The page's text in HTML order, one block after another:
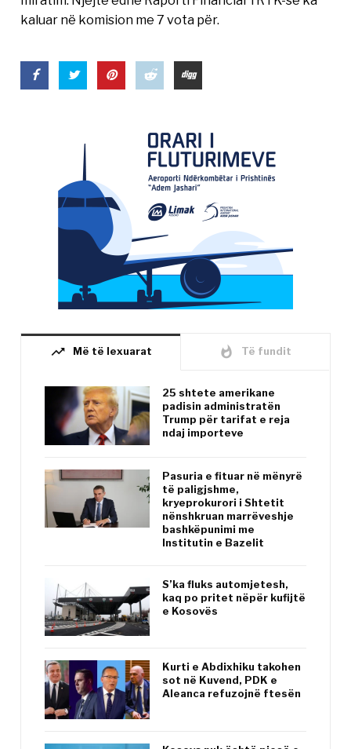
kaluar në komision me 7 vota për.
trending_up Më të lexuarat whatshot Të fundit
25 shtete amerikane
padisin administratën
Trump për tarifat e reja
ndaj importeve
Pasuria e fituar në mënyrë
të paligjshme,
kryeprokurori i Shtetit
nënshkruan marrëveshje
bashkëpunimi me
Institutin e Bazelit
S’ka fluks automjetesh,
kaq po pritet nëpër kufijtë
e Kosovës
Kurti e Abdixhiku takohen
sot në Kuvend, PDK e
Aleanca refuzojnë ftesën